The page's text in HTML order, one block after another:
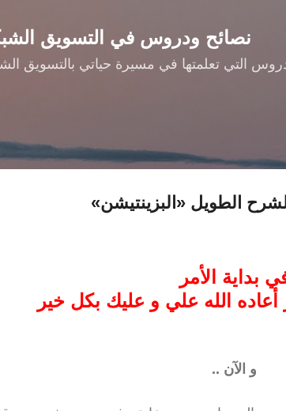
نصائح ودروس في التسويق
التي تعلمتها في مسيرة حياتي بالتسويق
الطويل «البزينتيشن»
بداية الأمر
الله علي و عليك بكل خير
و الآن ..